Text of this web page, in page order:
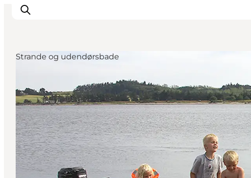
Destinationer
Oplevelser
Overnatning
Planlæg ferien
Strande og udendørsbade